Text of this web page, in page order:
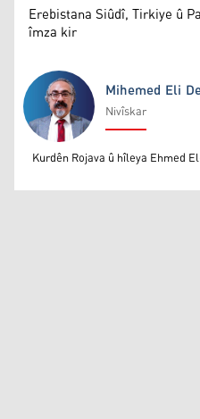
Erebistana Siûdî, Tirkiye û
îmza kir
Mihemed Eli Destmalî
Mihemed Eli
Nivîskar
Kurdên Rojava û hîleya Ehmed